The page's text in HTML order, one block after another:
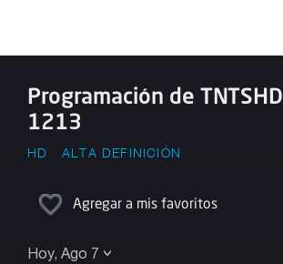
Programación de TNTSHD
1213
HD ALTA DEFINICIÓN
Agregar a mis favoritos
Hoy, Ago 7